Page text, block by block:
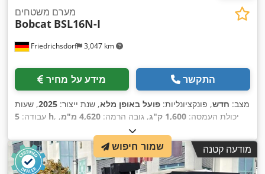
Friedrichsdorf 3,047 km
מערם משטחים
Bobcat BSL16N-I
מידע על מחיר התקשר
מצב: חדש, פונקציונליות: פועל באופן מלא, שנת ייצור: 2025, שעות
עבודה: 5 h , יכולת העמסה: 1,600 ק"ג , גובה הרמה: 4,620 מ"מ
,
, סוג דלק:
גובה בנייה:2,108 מ"מ , אורך המזלג: 1,150 מ"מ
, משקל עצמי:
1,340 ק"ג
, אורך כולל: 1,964 מ"מ , סוג הנעה:Elektro , רוחב בנייה:
820 מ"מ,
מודעה קטנה שמור חיפוש